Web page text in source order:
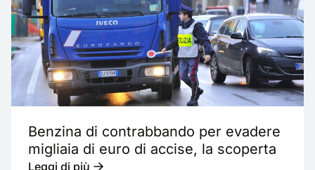
Benzina di contrabbando per evadere
migliaia di euro di accise, la scoperta
Leggi di più